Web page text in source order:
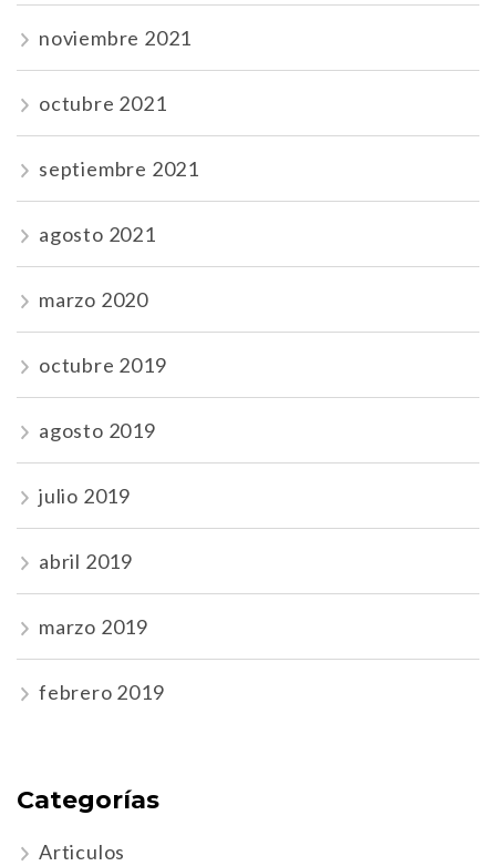
noviembre 2021
octubre 2021
septiembre 2021
agosto 2021
marzo 2020
octubre 2019
agosto 2019
julio 2019
abril 2019
marzo 2019
febrero 2019
Categorías
Articulos